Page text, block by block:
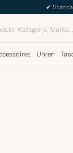
✔
Uhren